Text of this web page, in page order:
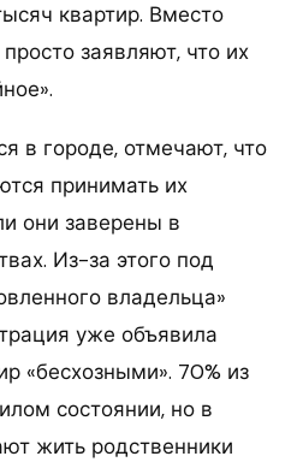
квартир. Вместо
заявляют, что их
в городе, отмечают, что
принимать их
они заверены в
Из-за этого под
владельца»
уже объявила
«бесхозными». 70% из
состоянии, но в
жить родственники